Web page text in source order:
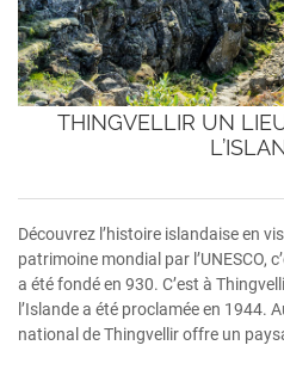
THINGVELLIR UN
Découvrez l’histoire islandaise en
patrimoine mondial par l’UNESCO,
a été fondé en 930. C’est à
l’Islande a été proclamée en 1944.
national de Thingvellir offre un